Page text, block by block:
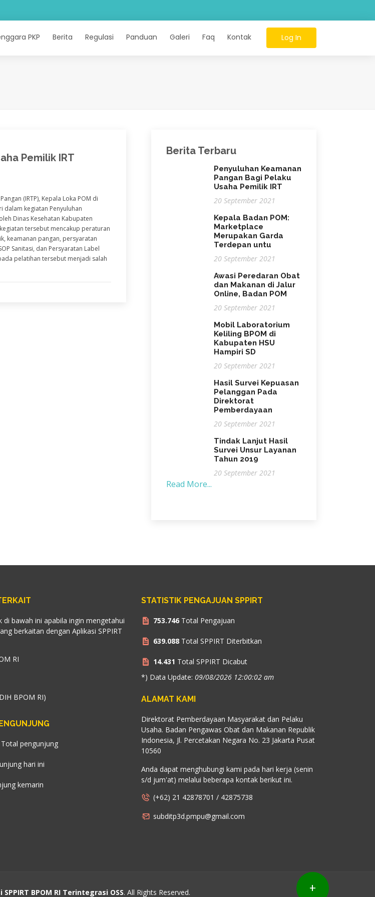
PKP Berita Regulasi Panduan Galeri Faq Kontak Log In
Pemilik IRT
(IRTP), Kepala Loka POM di
dalam kegiatan Penyuluhan
Dinas Kesehatan Kabupaten
tersebut mencakup peraturan
keamanan pangan, persyaratan
Sanitasi, dan Persyaratan Label
pelatihan tersebut menjadi salah
Berita Terbaru
Penyuluhan Keamanan
Pangan Bagi Pelaku
Usaha Pemilik IRT
20 September 2021
Kepala Badan POM:
Marketplace
Merupakan Garda
Terdepan untu
20 September 2021
Awasi Peredaran Obat
dan Makanan di Jalur
Online, Badan POM
20 September 2021
Mobil Laboratorium
Keliling BPOM di
Kabupaten HSU
Hampiri SD
20 September 2021
Hasil Survei Kepuasan
Pelanggan Pada
Direktorat
Pemberdayaan
20 September 2021
Tindak Lanjut Hasil
Survei Unsur Layanan
Tahun 2019
20 September 2021
Read More...
di bawah ini apabila ingin mengetahui
berkaitan dengan Aplikasi SPPIRT
RI
BPOM RI)
Total pengunjung
hari ini
kemarin
STATISTIK PENGAJUAN SPPIRT
753.746 Total Pengajuan
639.088 Total SPPIRT Diterbitkan
14.431 Total SPPIRT Dicabut
*) Data Update: 09/08/2026 12:00:02 am
ALAMAT KAMI
Direktorat Pemberdayaan Masyarakat dan Pelaku
Usaha. Badan Pengawas Obat dan Makanan Republik
Indonesia, Jl. Percetakan Negara No. 23 Jakarta Pusat
10560
Anda dapat menghubungi kami pada hari kerja (senin
s/d jum'at) melalui beberapa kontak berikut ini.
(+62) 21 42878701 / 42875738
subditp3d.pmpu@gmail.com
BPOM RI Terintegrasi OSS. All Rights Reserved. +